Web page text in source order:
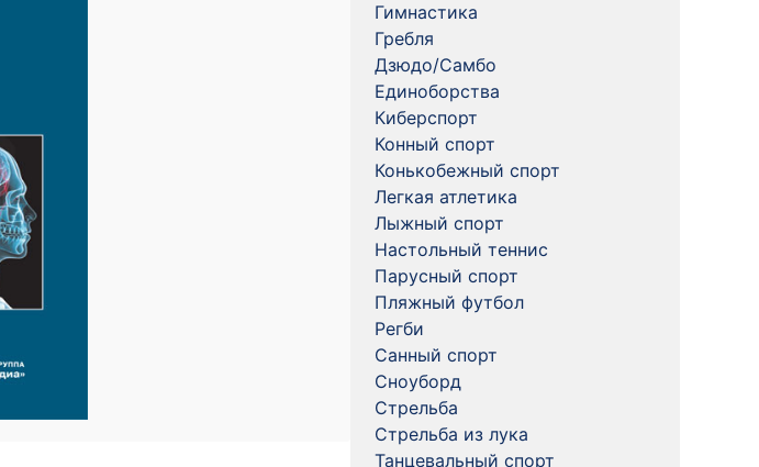
Гимнастика
Гребля
Дзюдо/Самбо
Единоборства
Киберспорт
Конный спорт
Конькобежный спорт
Легкая атлетика
Лыжный спорт
Настольный теннис
Парусный спорт
Пляжный футбол
Регби
Санный спорт
Сноуборд
Стрельба
Стрельба из лука
Танцевальный спорт